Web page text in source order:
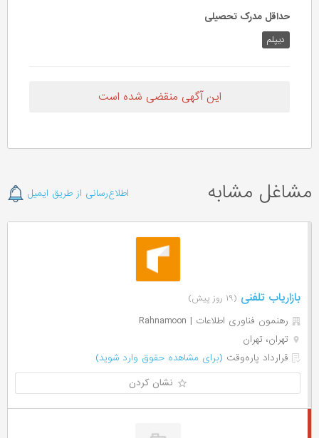
حداقل مدرک تحصیلی
دیپلم
این آگهی منقضی شده است
مشاغل مشابه اطلاع‌رسانی از طریق ایمیل
بازاریاب تلفنی (۱۹ روز پیش)
رهنمون فناوری اطلاعات | Rahnamoon
تهران، تهران
قرارداد پاره‌وقت (برای مشاهده حقوق وارد شوید)
نشان کردن